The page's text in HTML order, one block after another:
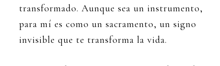
transformado. Aunque sea un instrumento,
para mí es como un sacramento, un signo
invisible que te transforma la vida.